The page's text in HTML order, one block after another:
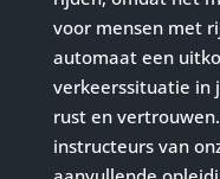
voor mensen met
automaat een
verkeerssituatie in
rust en
instructeurs van